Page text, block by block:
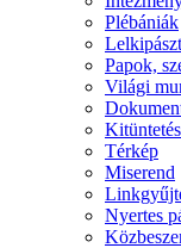
Plébániák
Papok,
Világi
Térkép
Miserend
Nyertes